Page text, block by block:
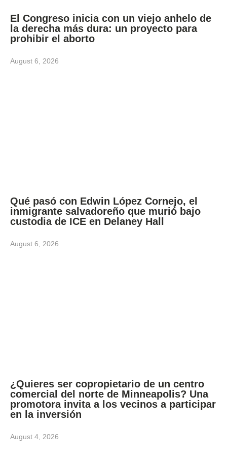
El Congreso inicia con un viejo anhelo de
la derecha más dura: un proyecto para
prohibir el aborto
August 6, 2026
Qué pasó con Edwin López Cornejo, el
inmigrante salvadoreño que murió bajo
custodia de ICE en Delaney Hall
August 6, 2026
¿Quieres ser copropietario de un centro
comercial del norte de Minneapolis? Una
promotora invita a los vecinos a participar
en la inversión
August 4, 2026